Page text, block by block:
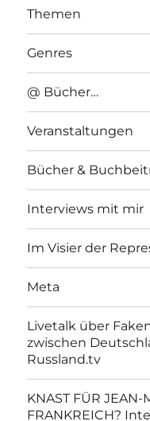
Themen
Genres
@ Bücher…
Veranstaltungen
Bücher &
Interviews mit mir
Im Visier der
Meta
Livetalk über
zwischen
Russland.tv
KNAST FÜR JEAN-
FRANKREICH?